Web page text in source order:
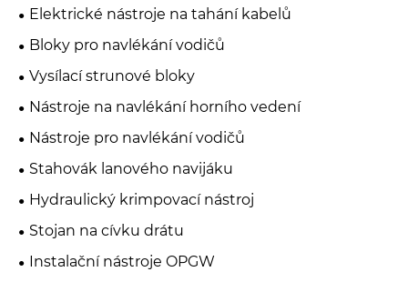
Elektrické nástroje na tahání kabelů
Bloky pro navlékání vodičů
Vysílací strunové bloky
Nástroje na navlékání horního vedení
Nástroje pro navlékání vodičů
Stahovák lanového navijáku
Hydraulický krimpovací nástroj
Stojan na cívku drátu
Instalační nástroje OPGW